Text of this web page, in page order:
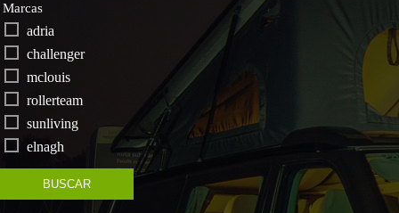
Marcas
adria
challenger
mclouis
rollerteam
sunliving
elnagh
BUSCAR